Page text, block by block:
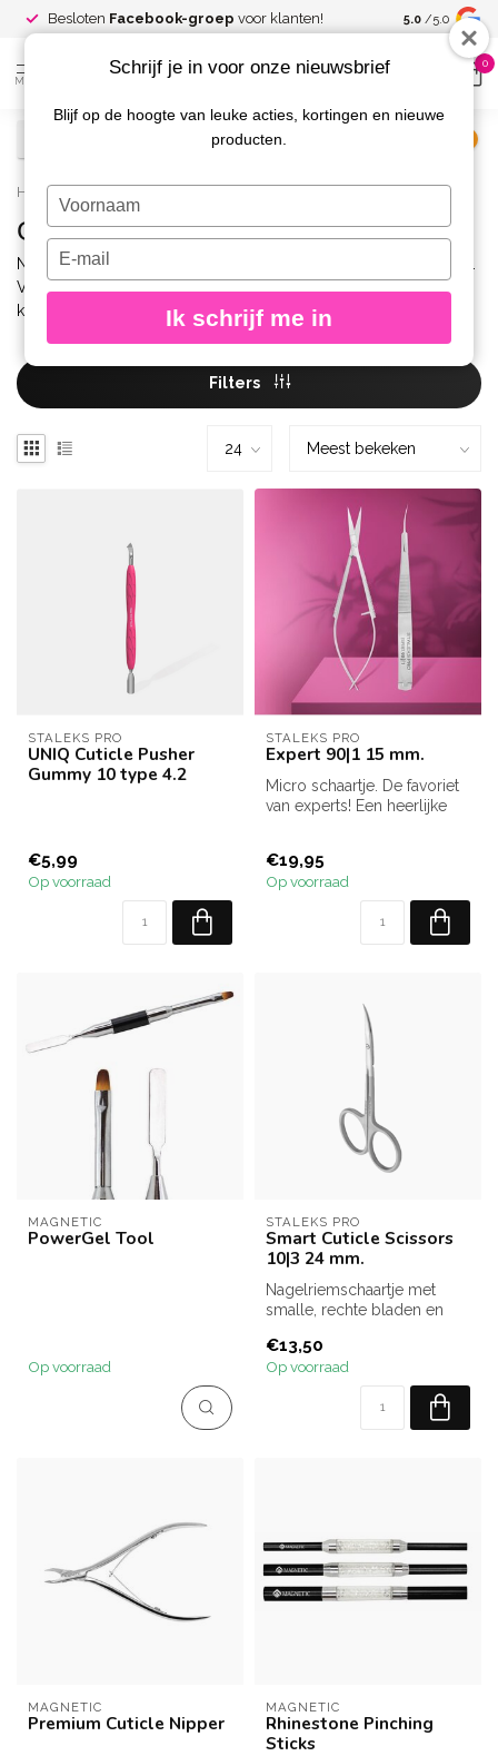
Besloten Facebook-groep voor klanten! Spaar voor
kortingen
5.0 /5.0
MENU
0
Home / Benodigdheden / Gereedschap
Gereedschap Diverse
Nageltools van hoge kwaliteit: tangen, pushers, spatels en meer.
Voor hygiënisch en nauwkeurig werken aan natuurlijke of
kunstnagels.
Filters
STALEKS PRO
UNIQ Cuticle Pusher
Gummy 10 type 4.2
€5,99
Op voorraad
STALEKS PRO
Expert 90|1 15 mm.
Micro schaartje. De favoriet
van experts! Een heerlijke
€19,95
Op voorraad
MAGNETIC
PowerGel Tool
Op voorraad
STALEKS PRO
Smart Cuticle Scissors
10|3 24 mm.
Nagelriemschaartje met
smalle, rechte bladen en
messen
€13,50
Op voorraad
MAGNETIC
Premium Cuticle Nipper
MAGNETIC
Rhinestone Pinching
Sticks
Schrijf je in voor onze nieuwsbrief
Blijf op de hoogte van leuke acties, kortingen en nieuwe
producten.
Typ
je
naam
Typ
je
e-
in
Ik schrijf me in